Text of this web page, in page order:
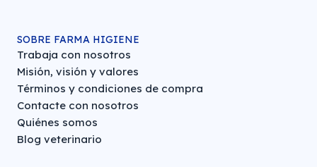
SOBRE FARMA HIGIENE
Trabaja con nosotros
Misión, visión y valores
Términos y condiciones de compra
Contacte con nosotros
Quiénes somos
Blog veterinario